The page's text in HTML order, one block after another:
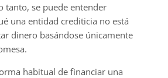
tanto, se puede entender
una entidad crediticia no está
dinero basándose únicamente
habitual de financiar una